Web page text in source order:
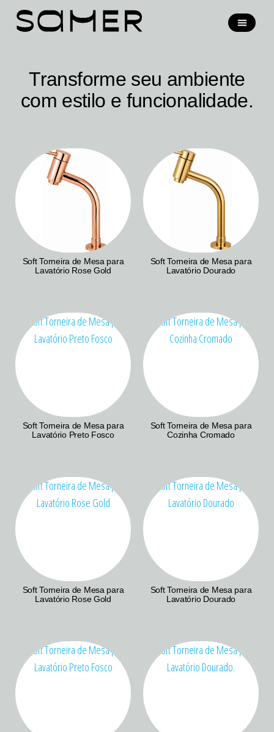
Transforme seu ambiente
com estilo e funcionalidade.
Soft Torneira de Mesa para
Lavatório Rose Gold
Soft Torneira de Mesa para
Lavatório Dourado
Soft Torneira de Mesa para
Lavatório Preto Fosco
Soft Torneira de Mesa para
Cozinha Cromado
Soft Torneira de Mesa para
Lavatório Rose Gold
Soft Torneira de Mesa para
Lavatório Dourado